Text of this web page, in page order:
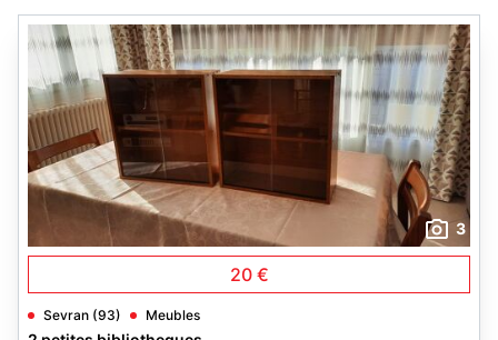
3
20 €
Sevran (93) Meubles